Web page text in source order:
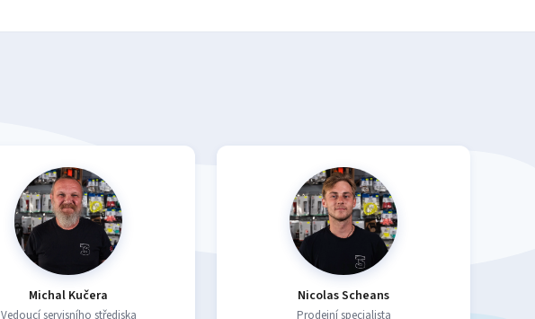
Michal Kučera
Vedoucí servisního střediska
Nicolas Scheans
Prodejní specialista